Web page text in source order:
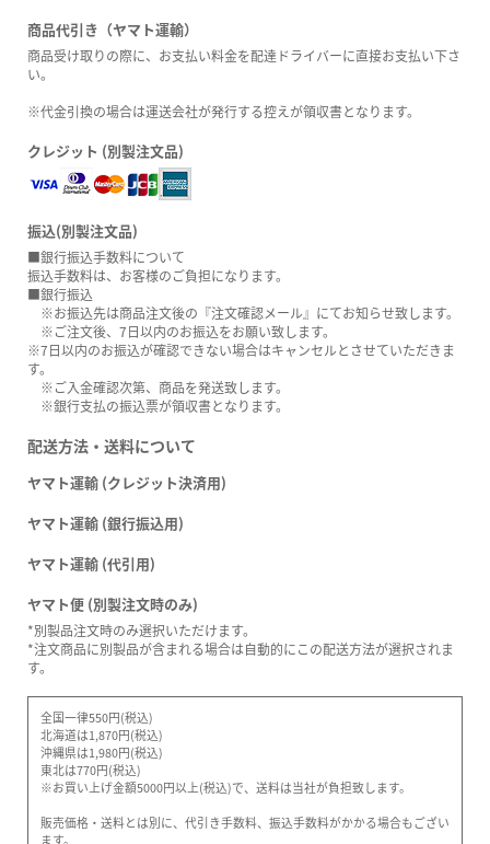
商品代引き（ヤマト運輸）
商品受け取りの際に、お支払い料金を配達ドライバーに直接お支払い下さ
い。
※代金引換の場合は運送会社が発行する控えが領収書となります。
クレジット (別製注文品)
振込(別製注文品)
■銀行振込手数料について
振込手数料は、お客様のご負担になります。
■銀行振込
※お振込先は商品注文後の『注文確認メール』にてお知らせ致します。
※ご注文後、7日以内のお振込をお願い致します。
※7日以内のお振込が確認できない場合はキャンセルとさせていただきま
す。
※ご入金確認次第、商品を発送致します。
※銀行支払の振込票が領収書となります。
配送方法・送料について
ヤマト運輸 (クレジット決済用)
ヤマト運輸 (銀行振込用)
ヤマト運輸 (代引用)
ヤマト便 (別製注文時のみ)
*別製品注文時のみ選択いただけます。
*注文商品に別製品が含まれる場合は自動的にこの配送方法が選択されま
す。
全国一律550円(税込)
北海道は1,870円(税込)
沖縄県は1,980円(税込)
東北は770円(税込)
※お買い上げ金額5000円以上(税込)で、送料は当社が負担致します。
販売価格・送料とは別に、代引き手数料、振込手数料がかかる場合もござい
ます。